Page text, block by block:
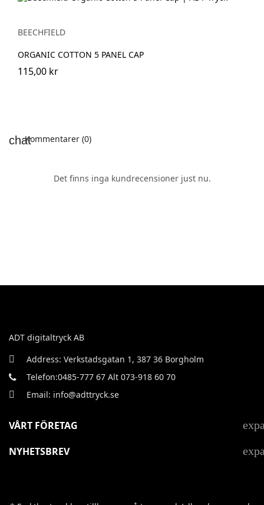
BEECHFIELD
ORGANIC COTTON 5 PANEL CAP
115,00 kr
Kommentarer (0)
Det finns inga kundrecensioner just nu.
ADT digitaltryck AB
Address: Verkstadsgatan 1, 387 36 Borgholm
Telefon:0485-777 67 Alt 073-918 60 70
Email: info@adttryck.se
VÅRT FÖRETAG
NYHETSBREV